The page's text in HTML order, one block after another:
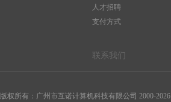
人才招聘
支付方式
联系我们
版权所有：广州市互诺计算机科技有限公司 2000-2026